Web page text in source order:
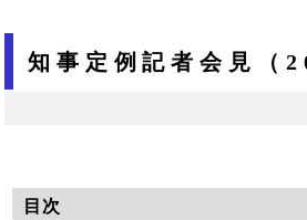
知事定例記者会見（
目次